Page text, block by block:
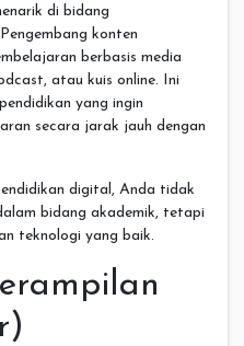
di bidang
konten
berbasis media
atau kuis online. Ini
yang ingin
secara jarak jauh dengan
digital, Anda tidak
bidang akademik, tetapi
teknologi yang baik.